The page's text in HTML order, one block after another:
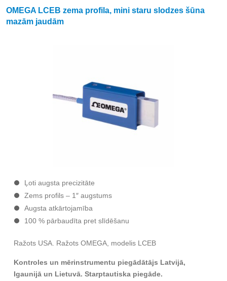
OMEGA LCEB zema profila, mini staru slodzes šūna
mazām jaudām
Ļoti augsta precizitāte
Zems profils – 1″ augstums
Augsta atkārtojamība
100 % pārbaudīta pret slīdēšanu
Ražots USA. Ražots OMEGA, modelis LCEB
Kontroles un mērinstrumentu piegādātājs Latvijā,
Igaunijā un Lietuvā. Starptautiska piegāde.